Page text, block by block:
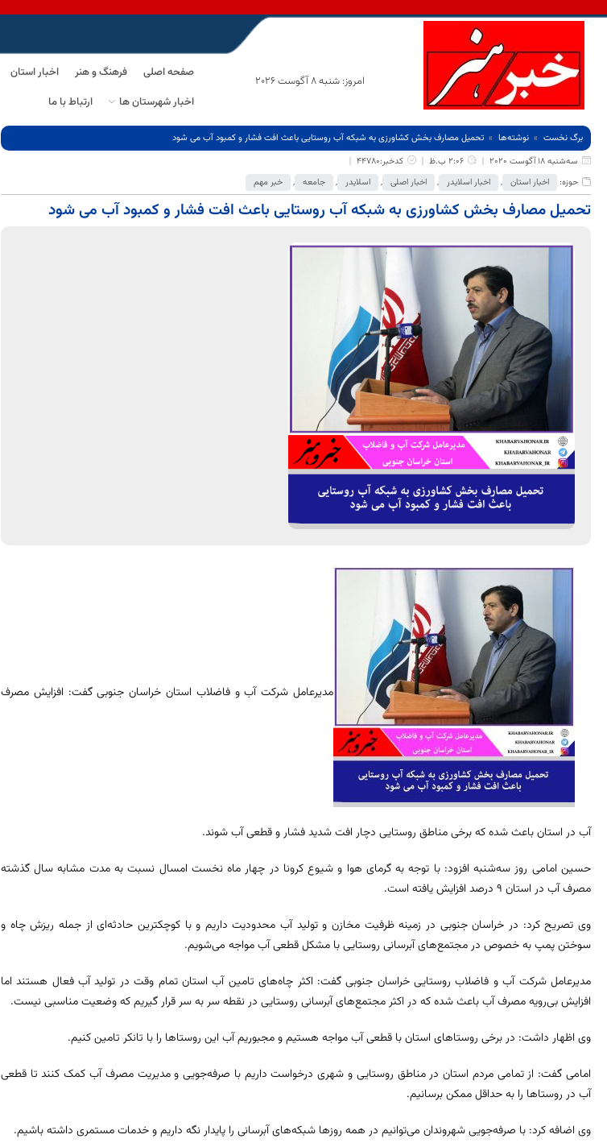
امروز: شنبه 8 آگوست 2026
صفحه اصلی فرهنگ و هنر اخبار استان
اخبار شهرستان ها
ارتباط با ما
برگ نخست نوشته‌ها
تحمیل مصارف بخش کشاورزی به شبکه آب روستایی باعث افت فشار و کمبود آب می شود
سه‌شنبه 18 آگوست 2020
2:06 ب.ظ
کدخبر:44780
حوزه:
اخبار استان , اخبار اسلایدر , اخبار اصلی , اسلایدر , جامعه , خبر مهم
تحمیل مصارف بخش کشاورزی به شبکه آب روستایی باعث افت فشار و کمبود آب می شود
مدیرعامل شرکت آب و فاضلاب استان خراسان جنوبی گفت: افزایش مصرف
آب در استان باعث شده که برخی مناطق روستایی دچار افت شدید فشار و قطعی آب شوند.
حسین امامی روز سه‌شنبه افزود: با توجه به گرمای هوا و شیوع کرونا در چهار ماه نخست امسال نسبت به مدت مشابه سال گذشته
مصرف آب در استان ۹ درصد افزایش یافته است.
وی تصریح کرد: در خراسان جنوبی در زمینه ظرفیت مخازن و تولید آب محدودیت داریم و با کوچکترین حادثه‌ای از جمله ریزش چاه و
سوختن پمپ به خصوص در مجتمع‌های آبرسانی روستایی با مشکل قطعی آب مواجه می‌شویم.
مدیرعامل شرکت آب و فاضلاب روستایی خراسان جنوبی گفت: اکثر چاه‌های تامین آب استان تمام وقت در تولید آب فعال هستند اما
افزایش بی‌رویه مصرف آب باعث شده که در اکثر مجتمع‌های آبرسانی روستایی در نقطه سر به سر قرار گیریم که وضعیت مناسبی نیست.
وی اظهار داشت: در برخی روستاهای استان با قطعی آب مواجه هستیم و مجبوریم آب این روستاها را با تانکر تامین کنیم.
امامی گفت: از تمامی مردم استان در مناطق روستایی و شهری درخواست داریم با صرفه‌جویی و مدیریت مصرف آب کمک کنند تا قطعی
آب در روستاها را به حداقل ممکن برسانیم.
وی اضافه کرد: با صرفه‌جویی شهروندان می‌توانیم در همه روزها شبکه‌های آبرسانی را پایدار نگه داریم و خدمات مستمری داشته باشیم.